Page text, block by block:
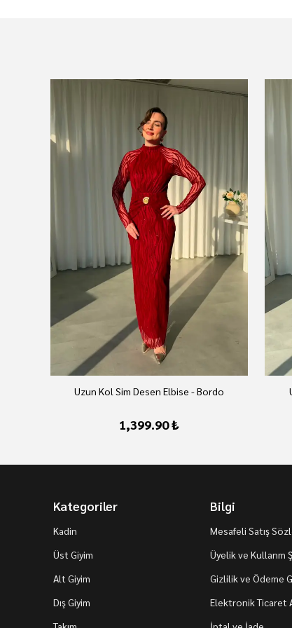
Uzun Kol Sim Desen Elbise - Bordo
1,399.90 ₺
Kategoriler
Kadin
Üst Giyim
Alt Giyim
Dış Giyim
Bilgi
Mesafeli Satış
Üyelik ve Kullanm
Gizlilik ve Ödeme
Elektronik Ticaret